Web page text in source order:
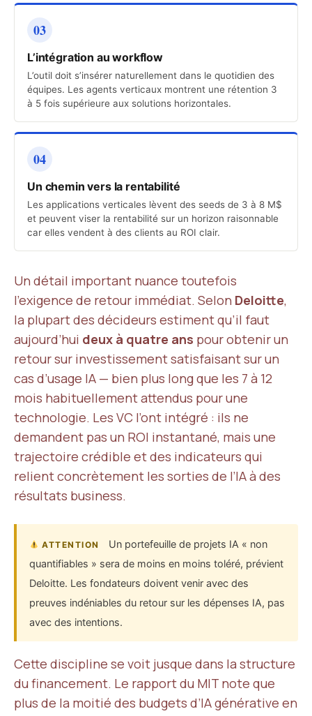
03
L’intégration au workflow
L’outil doit s’insérer naturellement dans le quotidien des
équipes. Les agents verticaux montrent une rétention 3
à 5 fois supérieure aux solutions horizontales.
04
Un chemin vers la rentabilité
Les applications verticales lèvent des seeds de 3 à 8 M$
et peuvent viser la rentabilité sur un horizon raisonnable
car elles vendent à des clients au ROI clair.
Un détail important nuance toutefois
l’exigence de retour immédiat. Selon Deloitte,
la plupart des décideurs estiment qu’il faut
aujourd’hui deux à quatre ans pour obtenir un
retour sur investissement satisfaisant sur un
cas d’usage IA — bien plus long que les 7 à 12
mois habituellement attendus pour une
technologie. Les VC l’ont intégré : ils ne
demandent pas un ROI instantané, mais une
trajectoire crédible et des indicateurs qui
relient concrètement les sorties de l’IA à des
résultats business.
ATTENTION
Un portefeuille de projets IA « non
quantifiables » sera de moins en moins toléré, prévient
Deloitte. Les fondateurs doivent venir avec des
preuves indéniables du retour sur les dépenses IA, pas
avec des intentions.
Cette discipline se voit jusque dans la structure
du financement. Le rapport du MIT note que
plus de la moitié des budgets d’IA générative en